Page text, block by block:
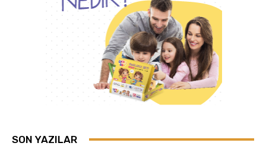
SON YAZILAR